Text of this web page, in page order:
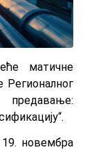
матичне
новембра